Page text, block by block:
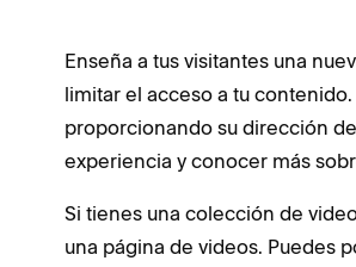
Enseña a tus visitantes una
limitar el acceso a tu
proporcionando su dirección
experiencia y conocer más
Si tienes una colección de
una página de videos. Puedes